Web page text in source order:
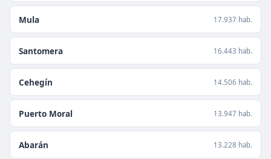
Mula 17.937 hab.
Santomera 16.443 hab.
Cehegín 14.506 hab.
Puerto Moral 13.947 hab.
Abarán 13.228 hab.